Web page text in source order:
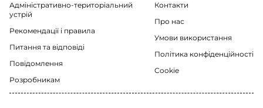
Адміністративно-територіальний
устрій
Рекомендації i правила
Питання та відповіді
Повідомлення
Розробникам
Контакти
Про нас
Умови використання
Політика конфіденційності
Cookie